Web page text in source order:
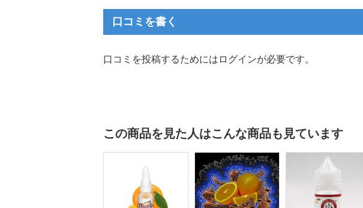
口コミを書く
口コミを投稿するためにはログインが必要です。
この商品を見た人はこんな商品も見ています